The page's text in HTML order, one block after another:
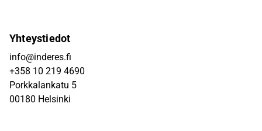
Yhteystiedot
info@inderes.fi
+358 10 219 4690
Porkkalankatu 5
00180 Helsinki